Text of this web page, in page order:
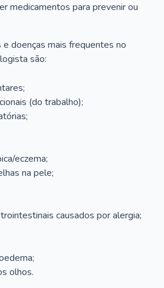
medicamentos para prevenir ou
doenças mais frequentes no
são:
(do trabalho);
eczema;
na pele;
causados por alergia;
olhos.